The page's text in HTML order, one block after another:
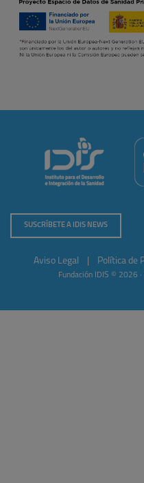
SUSCRÍBETE A IDIS NEWS
Aviso Legal Política de
Fundación IDIS © 2026